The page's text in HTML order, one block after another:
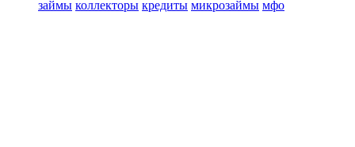
займы коллекторы кредиты микрозаймы мфо